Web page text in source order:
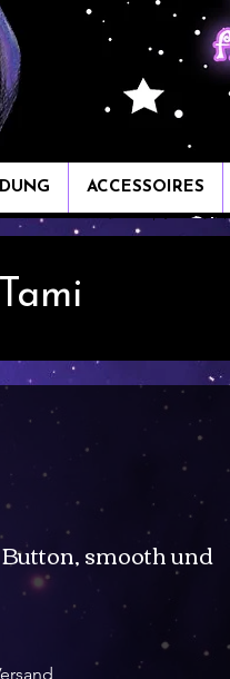
ACCESSOIRES
smooth und